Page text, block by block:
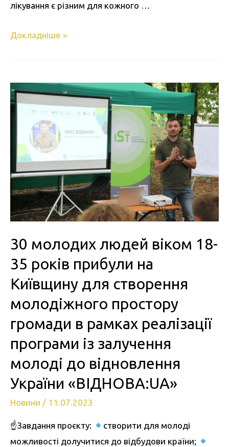
лікування є різним для кожного …
Докладніше »
30 молодих людей віком 18-
35 років прибули на
Київщину для створення
молодіжного простору
громади в рамках реалізації
програми із залучення
молоді до відновлення
України «ВІДНОВА:UA»
Новини / 11.07.2023
☝Завдання проєкту:
створити для молоді
можливості долучитися до відбудови країни;